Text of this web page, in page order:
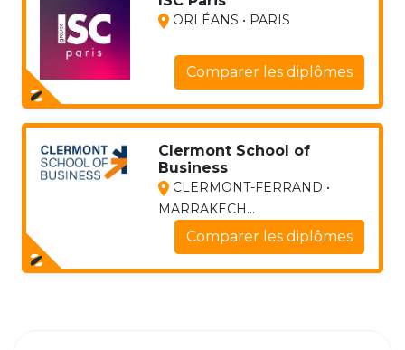
ORLÉANS • PARIS
Comparer les diplômes
Clermont School of
Business
CLERMONT-FERRAND •
MARRAKECH...
Comparer les diplômes